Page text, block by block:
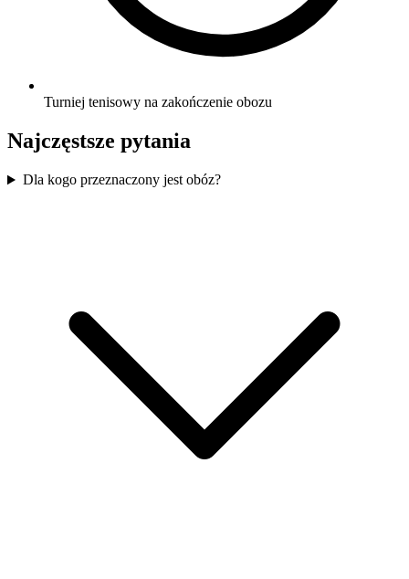
Turniej tenisowy na zakończenie obozu
Najczęstsze pytania
Dla kogo przeznaczony jest obóz?